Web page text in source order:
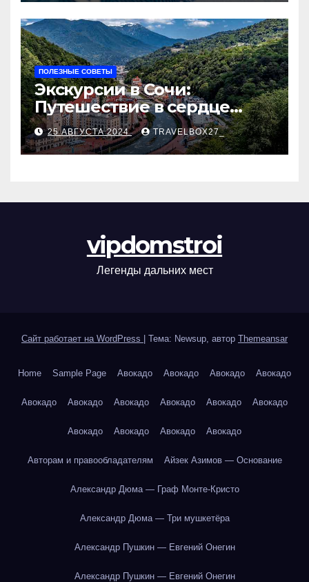
ПОЛЕЗНЫЕ СОВЕТЫ
Экскурсии в Сочи:
Путешествие в сердце
Черноморского курорта
25 АВГУСТА 2024 TRAVELBOX27_
vipdomstroi
Легенды дальних мест
Сайт работает на WordPress Тема: Newsup, автор Themeansar
Home Sample Page Авокадо Авокадо Авокадо Авокадо
Авокадо Авокадо Авокадо Авокадо Авокадо Авокадо
Авокадо Авокадо Авокадо Авокадо
Авторам и правообладателям Айзек Азимов — Основание
Александр Дюма — Граф Монте-Кристо
Александр Дюма — Три мушкетёра
Александр Пушкин — Евгений Онегин
Александр Пушкин — Евгений Онегин